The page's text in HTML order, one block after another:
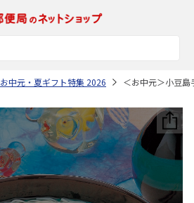
お中元・夏ギフト特集 2026 ＜お中元＞小豆